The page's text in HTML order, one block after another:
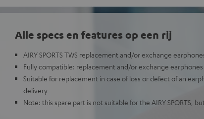
Alle specs en features op een rij
AIRY SPORTS TWS replacement and/or exchange
Fully compatible: replacement and/or exchange
Suitable for replacement in case of loss or defect of an
delivery
Note: this spare part is not suitable for the AIRY SPORTS,